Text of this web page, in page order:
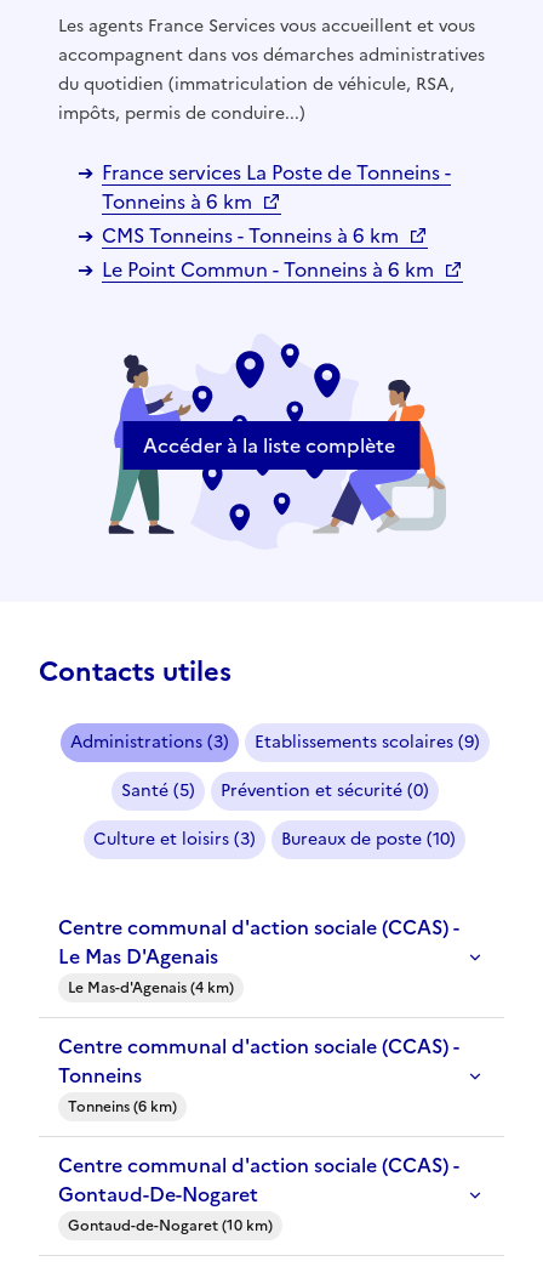
Les agents France Services vous accueillent et vous
accompagnent dans vos démarches administratives
du quotidien (immatriculation de véhicule, RSA,
impôts, permis de conduire...)
France services La Poste de Tonneins -
Tonneins à 6 km
CMS Tonneins - Tonneins à 6 km
Le Point Commun - Tonneins à 6 km
Accéder à la liste complète
Contacts utiles
Administrations (3)
Etablissements scolaires (9)
Santé (5)
Prévention et sécurité (0)
Culture et loisirs (3)
Bureaux de poste (10)
Centre communal d'action sociale (CCAS) -
Le Mas D'Agenais
Le Mas-d'Agenais (4 km)
Centre communal d'action sociale (CCAS) -
Tonneins
Tonneins (6 km)
Centre communal d'action sociale (CCAS) -
Gontaud-De-Nogaret
Gontaud-de-Nogaret (10 km)